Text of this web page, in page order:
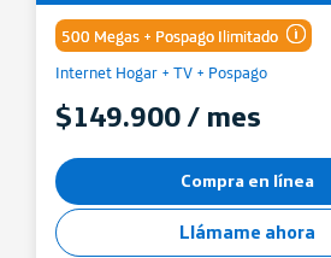
500 Megas + Pospago Ilimitado
Minutos y SMS
Internet Hogar + TV + Pospago
$149.900 / mes
Compra en línea
Llámame ahora